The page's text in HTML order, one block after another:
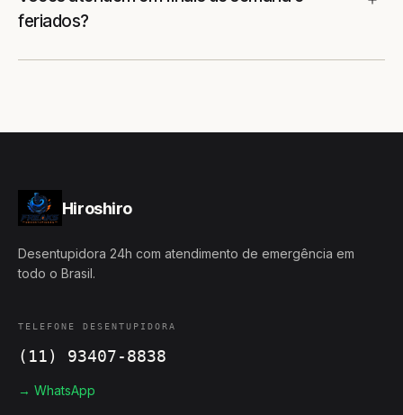
feriados?
Hiroshiro
Desentupidora 24h com atendimento de emergência em
todo o Brasil.
TELEFONE DESENTUPIDORA
(11) 93407-8838
→ WhatsApp